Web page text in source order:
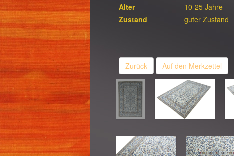
Alter
10-25 Jahre
Zustand
guter Zustand
Zurück Auf den Merkzettel